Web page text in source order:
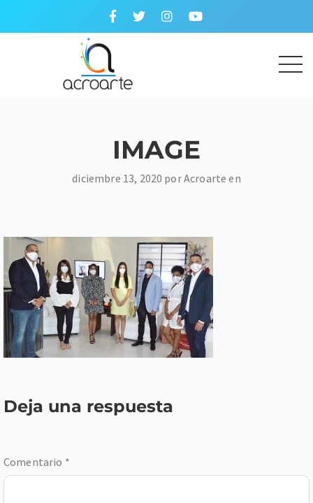
IMAGE
diciembre 13, 2020 por Acroarte en
Deja una respuesta
Comentario *